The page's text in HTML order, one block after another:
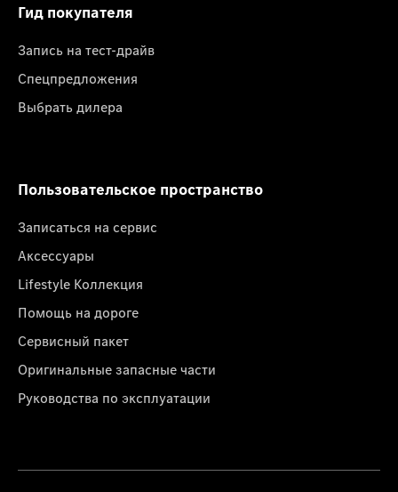
Гид покупателя
Запись на тест-драйв
Спецпредложения
Выбрать дилера
Пользовательское пространство
Записаться на сервис
Аксессуары
Lifestyle Коллекция
Помощь на дороге
Сервисный пакет
Оригинальные запасные части
Руководства по эксплуатации